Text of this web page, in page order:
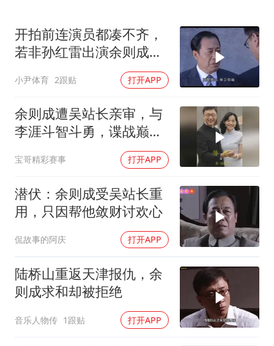
胡彦斌韩磊 谁帮谁
胡彦斌获《歌手2026》歌王
38岁演员求职万岁山NPC成功
夯实基础开新局
开拍前连演员都凑不齐，
若非孙红雷出演余则成，
小尹体育 2跟贴 打开APP
余则成遭吴站长亲审，与
李涯斗智斗勇，谍战巅峰
宝哥精彩赛事 打开APP
潜伏：余则成受吴站长重
用，只因帮他敛财讨欢心
侃故事的阿庆 打开APP
陆桥山重返天津报仇，余
则成求和却被拒绝
音乐人物传 1跟贴 打开APP